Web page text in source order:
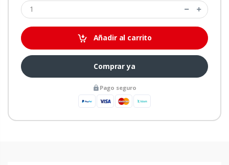
Añadir al carrito
Comprar ya
Pago seguro